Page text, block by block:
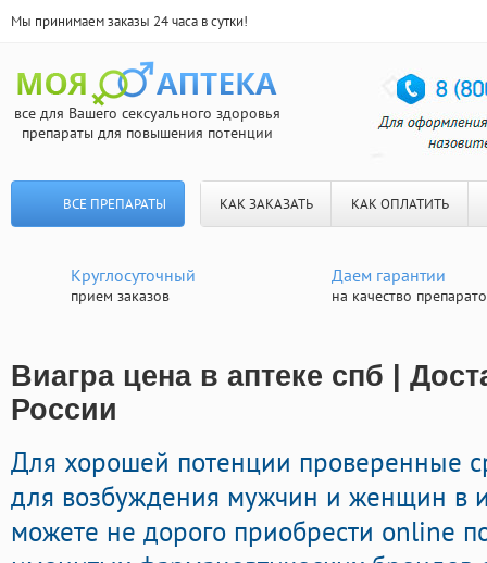
Мы принимаем заказы 24 часа в сутки!
все для Вашего сексуального здоровья
препараты для повышения потенции
ВСЕ ПРЕПАРАТЫ КАК ЗАКАЗАТЬ КАК ОПЛАТИТЬ
Круглосуточный
прием заказов
Даем гарантии
на качество
Виагра цена в аптеке спб |
России
Для хорошей потенции проверенные
для возбуждения мужчин и женщин в
можете не дорого приобрести online